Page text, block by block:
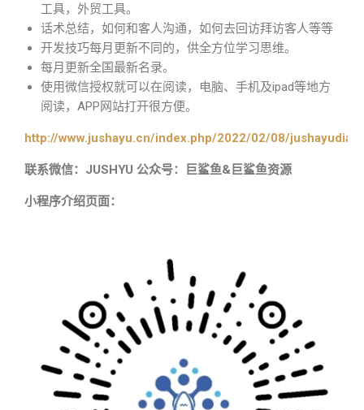
工具，外贸工具。
话术总结，如何和客人沟通，如何去回访拜访客人等等
开发技巧每月更新不同的，供全方位学习思维。
每月更新全国最新名录。
使用微信授权就可以在阅读，电脑、手机及ipad等地方
阅读，APP网站打开很方便。
http://www.jushayu.cn/index.php/2022/02/08/
联系微信：JUSHYU 公众号：巨鲨鱼&巨鲨鱼资源
小程序介绍页面：